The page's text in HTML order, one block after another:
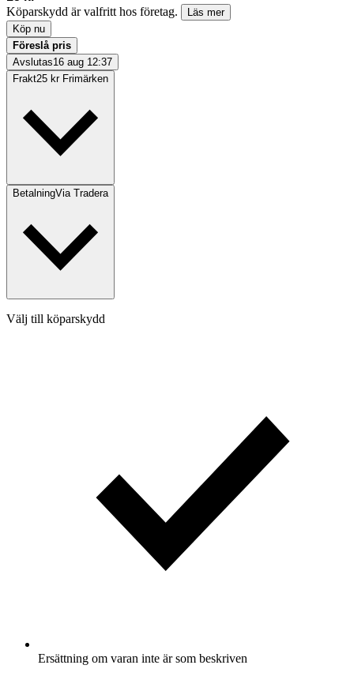
Köparskydd är valfritt hos företag.
Läs mer
Köp nu
Föreslå pris
Avslutas16 aug 12:37
Frakt25 kr Frimärken
BetalningVia Tradera
Välj till köparskydd
Ersättning om varan inte är som beskriven